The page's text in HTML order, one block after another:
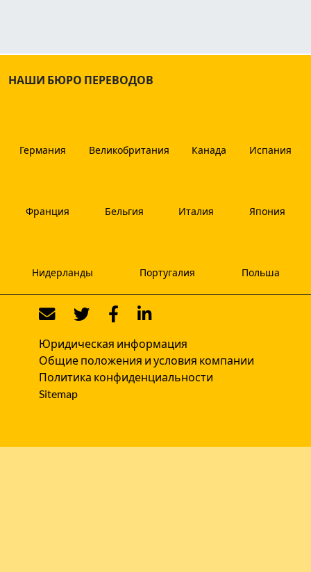
НАШИ БЮРО ПЕРЕВОДОВ
Германия Великобритания Канада Испания
Франция Бельгия Италия Япония
Нидерланды Португалия Польша
Юридическая информация
Общие положения и условия компании
Политика конфиденциальности
Sitemap